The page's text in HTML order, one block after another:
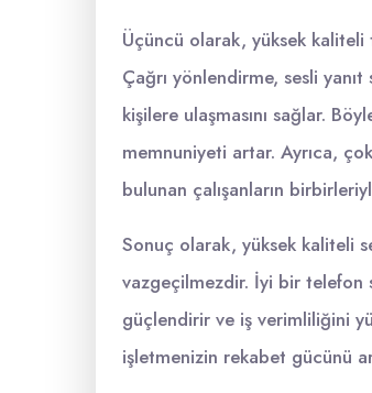
Üçüncü olarak, yüksek
Çağrı yönlendirme, sesli
kişilere ulaşmasını sağlar.
memnuniyeti artar. Ayrıca,
bulunan çalışanların
Sonuç olarak, yüksek kaliteli
vazgeçilmezdir. İyi bir telefon
güçlendirir ve iş verimliliğini
işletmenizin rekabet gücünü